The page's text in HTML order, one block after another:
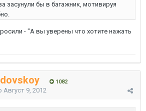
засунули бы в багажник, мотивируя
- "А вы уверены что хотите нажать
1082
Август 9, 2012